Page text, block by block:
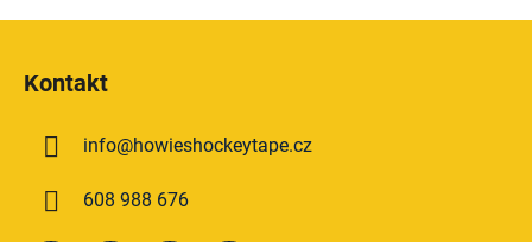
Kontakt
info@howieshockeytape.cz
608 988 676